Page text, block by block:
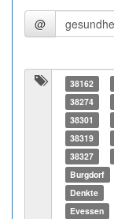
@
38162
38274
38301
38319
38327
Burgdorf
Denkte
Evessen